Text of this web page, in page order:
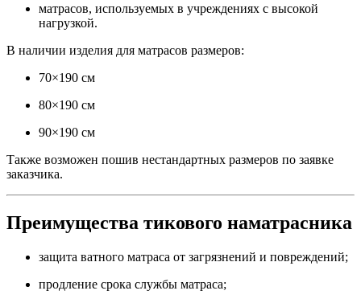
матрасов, используемых в учреждениях с высокой
нагрузкой.
В наличии изделия для матрасов размеров:
70×190 см
80×190 см
90×190 см
Также возможен пошив нестандартных размеров по заявке
заказчика.
Преимущества тикового наматрасника
защита ватного матраса от загрязнений и повреждений;
продление срока службы матраса;